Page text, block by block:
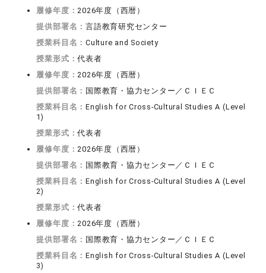
履修年度：2026年度（西暦）
提供部署名：言語教育研究センター
授業科目名：Culture and Society
授業形式：代表者
履修年度：2026年度（西暦）
提供部署名： 国際教育・協力センター／ＣＩＥＣ
授業科目名：English for Cross-Cultural Studies A (Level
1)
授業形式：代表者
履修年度：2026年度（西暦）
提供部署名： 国際教育・協力センター／ＣＩＥＣ
授業科目名：English for Cross-Cultural Studies A (Level
2)
授業形式：代表者
履修年度：2026年度（西暦）
提供部署名： 国際教育・協力センター／ＣＩＥＣ
授業科目名：English for Cross-Cultural Studies A (Level
3)